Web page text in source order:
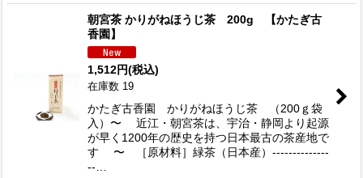
朝宮茶 かりがねほうじ茶 200g 【かたぎ古
香園】
1,512円(税込)
在庫数 19
かたぎ古香園 かりがねほうじ茶 （200ｇ袋
入）〜 近江・朝宮茶は、宇治・静岡より起源
が早く1200年の歴史を持つ日本最古の茶産地で
す 〜 ［原材料］緑茶（日本産）--------------
--…